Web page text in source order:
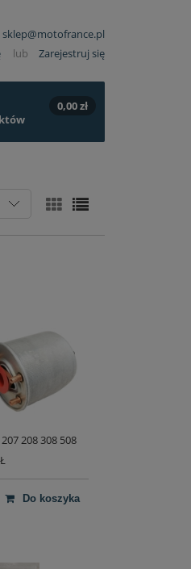
sklep@motofrance.pl
lub Zarejestruj się
0,00 zł
208 308 508
do koszyka